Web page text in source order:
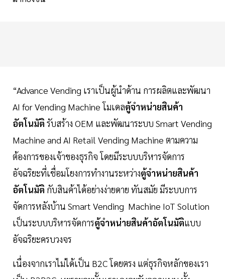
“Advance Vending เราเป็นผู้นำด้าน การผลิตและพัฒนา
AI for Vending Machine โมเดลตู้จำหน่ายสินค้า
อัตโนมัติ รับสร้าง OEM และพัฒนาระบบ Smart Vending
Machine and AI Retail Vending Machine ตามความ
ต้องการของเจ้าของธุรกิจ โดยมีระบบบริหารจัดการ
อัจฉริยะที่เชื่อมโยงการทำงานระหว่างตู้จำหน่ายสินค้า
อัตโนมัติ กับสินค้าได้อย่างง่ายดาย ทันสมัย มีระบบการ
จัดการหลังบ้าน Smart Vending Machine IoT Solution
เป็นระบบบริหารจัดการตู้จำหน่ายสินค้าอัตโนมัติแบบ
อัจฉริยะครบวงจร
เนื่องจากเราไม่ได้เป็น B2C โดยตรง แต่ธุรกิจหลักของเรา